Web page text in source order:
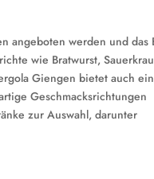
angeboten werden und das
wie Bratwurst,
Giengen bietet auch
Geschmacksrichtungen
zur Auswahl, darunter